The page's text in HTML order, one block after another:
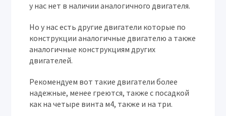
у нас нет в наличии аналогичного двигателя.
Но у нас есть другие двигатели которые по
конструкции аналогичные двигателю а также
аналогичные конструкциям других
двигателей.
Рекомендуем вот такие двигатели более
надежные, менее греются, также с посадкой
как на четыре винта м4, также и на три.